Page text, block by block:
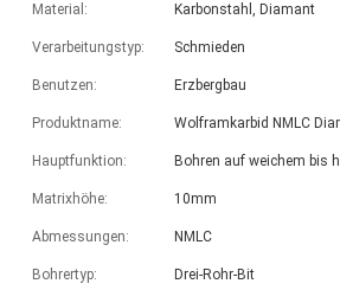
Material: Karbonstahl, Diamant
Verarbeitungstyp: Schmieden
Benutzen: Erzbergbau
Produktname: Wolframkarbid NMLC
Hauptfunktion: Bohren auf weichem bis
Matrixhöhe: 10mm
Abmessungen: NMLC
Bohrertyp: Drei-Rohr-Bit